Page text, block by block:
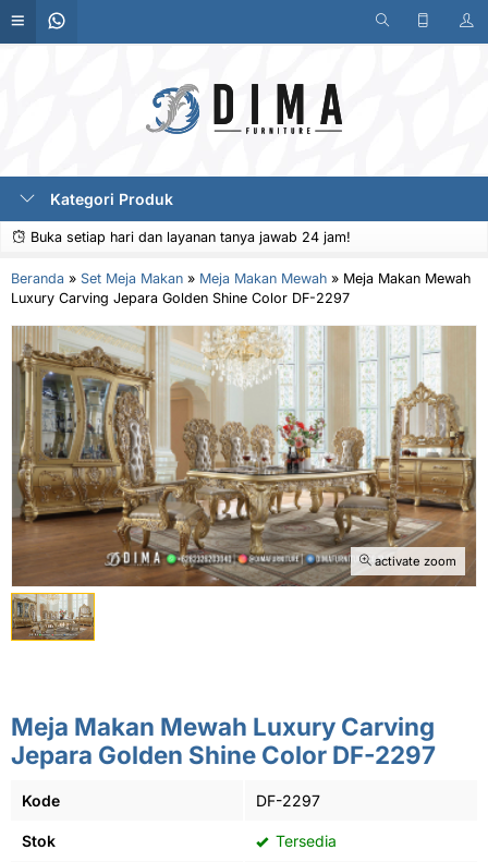
Kategori Produk
Buka setiap hari dan layanan tanya jawab 24 jam!
Beranda » Set Meja Makan » Meja Makan Mewah » Meja Makan Mewah
Luxury Carving Jepara Golden Shine Color DF-2297
activate zoom
Meja Makan Mewah Luxury Carving
Jepara Golden Shine Color DF-2297
Kode DF-2297
Stok Tersedia